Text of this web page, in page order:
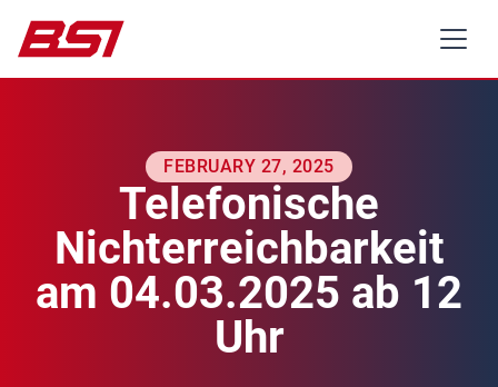
FEBRUARY 27, 2025
Telefonische
Nichterreichbarkeit
am 04.03.2025 ab 12
Uhr